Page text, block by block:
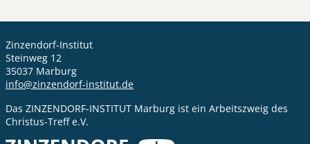
Zinzendorf-Institut
Steinweg 12
35037 Marburg
info@zinzendorf-institut.de
Das ZINZENDORF-INSTITUT Marburg ist ein Arbeitszweig des
Christus-Treff e.V.